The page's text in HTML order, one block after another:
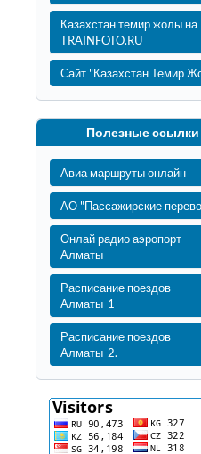
Казахстан темир жолы на
TRAINFOTO.RU
Сайт "Казахстан Темир
Полезные ссылки
Авиа маршруты онлайн
АО "Пассажирские
Онлай радио аэропорт
Алматы
Расписание поездов
Алматы-1
Расписание поездов
Алматы-2.